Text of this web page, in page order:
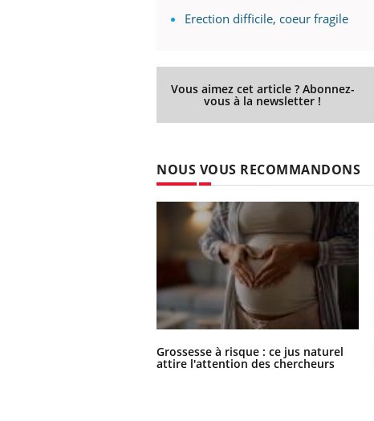
Erection difficile, coeur fragile
Vous aimez cet article ? Abonnez-
vous à la newsletter !
NOUS VOUS RECOMMANDONS
Grossesse à risque : ce jus naturel
attire l'attention des chercheurs